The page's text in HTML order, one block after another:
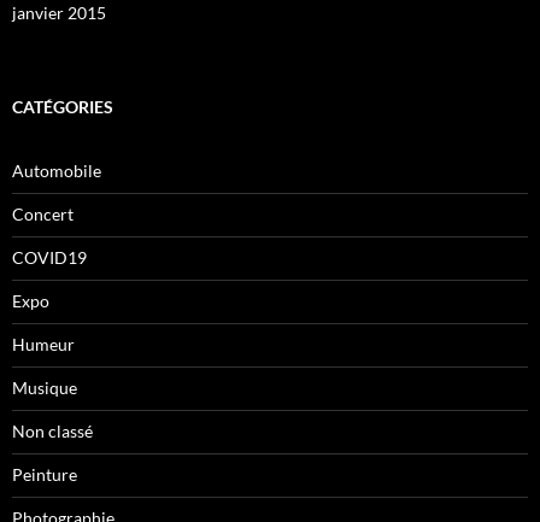
janvier 2015
CATÉGORIES
Automobile
Concert
COVID19
Expo
Humeur
Musique
Non classé
Peinture
Photographie